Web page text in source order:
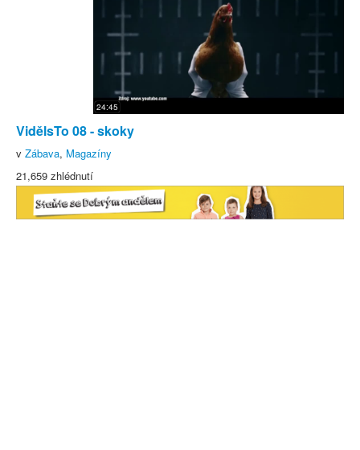
24:45
VidělsTo 08 - skoky
v Zábava, Magazíny
21,659 zhlédnutí